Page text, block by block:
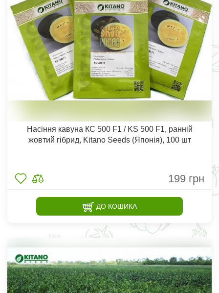
Насіння кавуна КС 500 F1 / KS 500 F1, ранній
жовтий гібрид, Kitano Seeds (Японія), 100 шт
199 грн
ДО КОШИКА